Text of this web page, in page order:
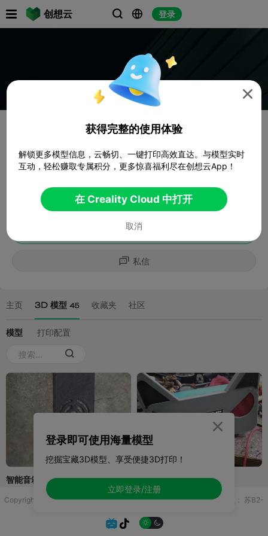
创想云   登录
Copyright © 2025 无锡控博科技有限公司 版权所有增值电信业务许可证： 苏B2-
 
登录即可使用海量模型
挖掘宝藏3D模型、享受便捷3D打印！
立即登录/注册


获得完整的使用体验
解锁更多模型信息，云畅切、一键打印高效直达。与模型实时
互动，轻松赚取专属积分，更多惊喜福利尽在创想云App！
在 Creality Cloud 中打开
取消